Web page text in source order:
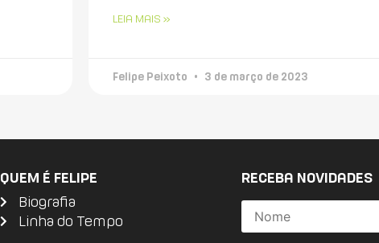
LEIA MAIS »
Felipe Peixoto 3 de março de 2023
QUEM É FELIPE
Biografia
Linha do Tempo
RECEBA NOVIDADES